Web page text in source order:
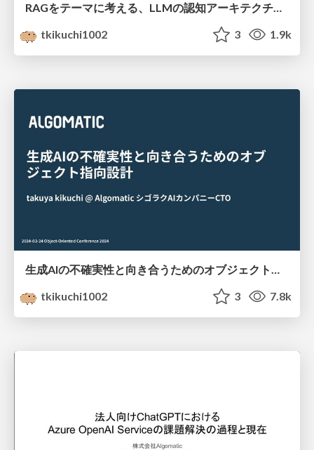
RAGをテーマに考える、LLMの認知アーキテクチャとソフトウェア設計
tkikuchi1002
3 1.9k
tkikuchi1002
3 7.8k